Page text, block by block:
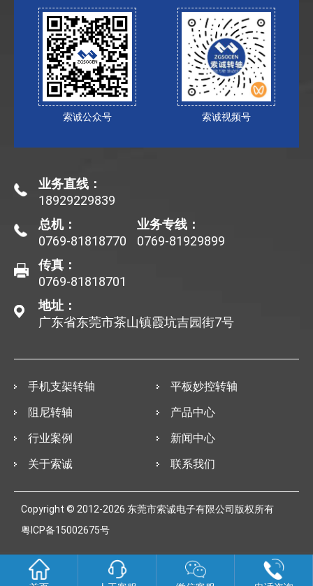
索诚公众号 索诚视频号
业务直线：
18929229839
总机：
0769-81818770
业务专线：
0769-81929899
传真：
0769-81818701
地址：
广东省东莞市茶山镇霞坑吉园街7号
手机支架转轴
平板妙控转轴
阻尼转轴
产品中心
行业案例
新闻中心
关于索诚
联系我们
Copyright © 2012-2026 东莞市索诚电子有限公司版权所有
粤ICP备15002675号